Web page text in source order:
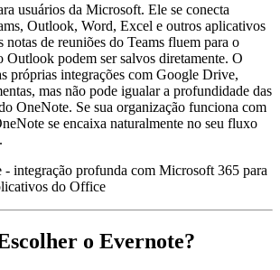
usuários da Microsoft. Ele se conecta
Outlook, Word, Excel e outros aplicativos
de reuniões do Teams fluem para o
Outlook podem ser salvos diretamente. O
próprias integrações com Google Drive,
mas não pode igualar a profundidade das
OneNote. Se sua organização funciona com
se encaixa naturalmente no seu fluxo
- integração profunda com Microsoft 365 para
do Office
o Evernote?